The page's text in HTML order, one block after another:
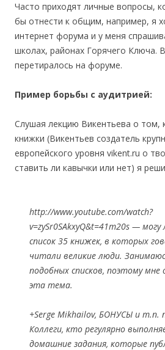
Часто приходят личные вопросы,
бы отнести к общим, например, я
интернет форума и у меня
школах, районах Горячего Ключа.
перетиралось на форуме.
Пример борьбы с аудитрией:
Слушая лекцию Викентьева о том,
книжки (Викентьев создатель
европейского уровня vikent.ru о
ставить ли кавычки или нет) я
http://www.youtube.com/watch?
v=zySr0SAkxyQ&t=41m20s —
список 35 книжек, в которых
читали великие люди.
подобных списков, поэтому мне
эта тема.
+Serge Mikhailov, БОНУСЫ и т.п.
Коллеги, кто регулярно
домашние задания, которые